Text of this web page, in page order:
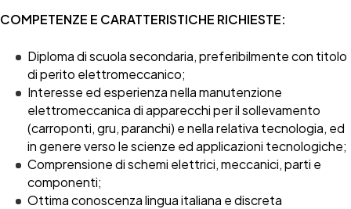
COMPETENZE E CARATTERISTICHE RICHIESTE:
Diploma di scuola secondaria, preferibilmente con titolo
di perito elettromeccanico;
Interesse ed esperienza nella manutenzione
elettromeccanica di apparecchi per il sollevamento
(carroponti, gru, paranchi) e nella relativa tecnologia, ed
in genere verso le scienze ed applicazioni tecnologiche;
Comprensione di schemi elettrici, meccanici, parti e
componenti;
Ottima conoscenza lingua italiana e discreta